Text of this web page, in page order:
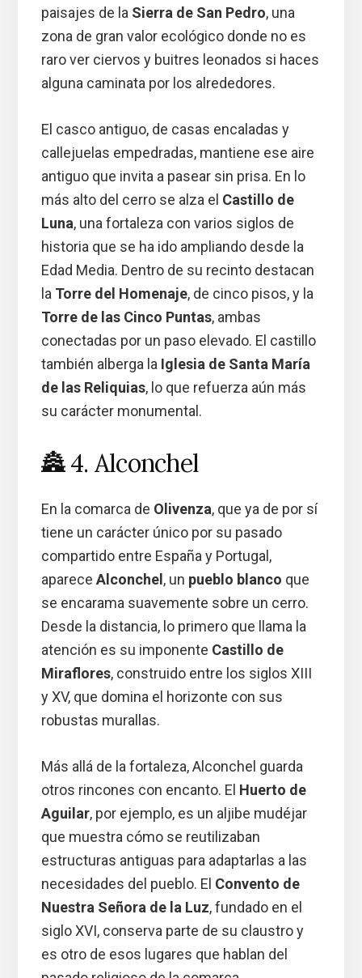
paisajes de la Sierra de San Pedro, una
zona de gran valor ecológico donde no es
raro ver ciervos y buitres leonados si haces
alguna caminata por los alrededores.
El casco antiguo, de casas encaladas y
callejuelas empedradas, mantiene ese aire
antiguo que invita a pasear sin prisa. En lo
más alto del cerro se alza el Castillo de
Luna, una fortaleza con varios siglos de
historia que se ha ido ampliando desde la
Edad Media. Dentro de su recinto destacan
la Torre del Homenaje, de cinco pisos, y la
Torre de las Cinco Puntas, ambas
conectadas por un paso elevado. El castillo
también alberga la Iglesia de Santa María
de las Reliquias, lo que refuerza aún más
su carácter monumental.
🏯 4. Alconchel
En la comarca de Olivenza, que ya de por sí
tiene un carácter único por su pasado
compartido entre España y Portugal,
aparece Alconchel , un pueblo blanco que
se encarama suavemente sobre un cerro.
Desde la distancia, lo primero que llama la
atención es su imponente Castillo de
Miraflores, construido entre los siglos XIII
y XV, que domina el horizonte con sus
robustas murallas.
Más allá de la fortaleza, Alconchel guarda
otros rincones con encanto. El Huerto de
Aguilar, por ejemplo, es un aljibe mudéjar
que muestra cómo se reutilizaban
estructuras antiguas para adaptarlas a las
necesidades del pueblo. El Convento de
Nuestra Señora de la Luz, fundado en el
siglo XVI, conserva parte de su claustro y
es otro de esos lugares que hablan del